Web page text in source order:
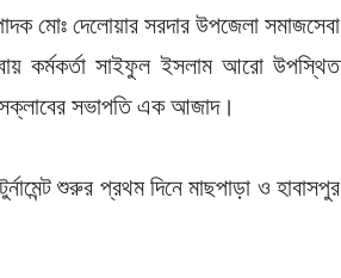
মোঃ দেলোয়ার সরদার উপজেলা সমাজসেবা
কর্মকর্তা সাইফুল ইসলাম আরো উপস্থিত
সভাপতি এক আজাদ।
শুরুর প্রথম দিনে মাছপাড়া ও হাবাসপুর